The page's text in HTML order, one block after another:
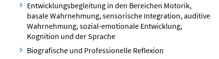
Entwicklungsbegleitung in den Bereichen Motorik,
basale Wahrnehmung, sensorische Integration, auditive
Wahrnehmung, sozial-emotionale Entwicklung,
Kognition und der Sprache
Biografische und Professionelle Reflexion